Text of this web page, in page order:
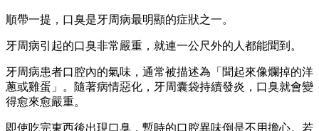
順帶一提，口臭是牙周病最明顯的症狀之一。
牙周病引起的口臭非常嚴重，就連一公尺外的人都能聞到。
牙周病患者口腔內的氣味，通常被描述為「聞起來像爛掉的洋
蔥或雞蛋」。隨著病情惡化，牙周囊袋持續發炎，口臭就會變
得愈來愈嚴重。
即使吃完東西後出現口臭，暫時的口腔異味倒是不用擔心。若